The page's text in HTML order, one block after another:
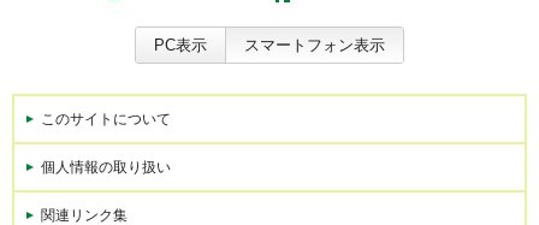
PC表示 スマートフォン表示
このサイトについて
個人情報の取り扱い
関連リンク集